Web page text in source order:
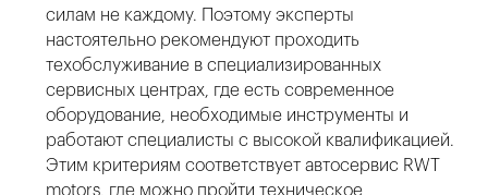
силам не каждому. Поэтому эксперты
настоятельно рекомендуют проходить
техобслуживание в специализированных
сервисных центрах, где есть современное
оборудование, необходимые инструменты и
работают специалисты с высокой квалификацией.
Этим критериям соответствует автосервис RWT
motors, где можно пройти техническое